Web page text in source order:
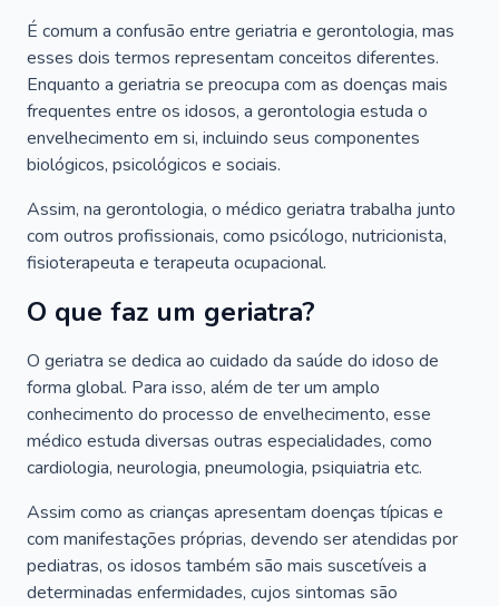
É comum a confusão entre geriatria e gerontologia, mas
esses dois termos representam conceitos diferentes.
Enquanto a geriatria se preocupa com as doenças mais
frequentes entre os idosos, a gerontologia estuda o
envelhecimento em si, incluindo seus componentes
biológicos, psicológicos e sociais.
Assim, na gerontologia, o médico geriatra trabalha junto
com outros profissionais, como psicólogo, nutricionista,
fisioterapeuta e terapeuta ocupacional.
O que faz um geriatra?
O geriatra se dedica ao cuidado da saúde do idoso de
forma global. Para isso, além de ter um amplo
conhecimento do processo de envelhecimento, esse
médico estuda diversas outras especialidades, como
cardiologia, neurologia, pneumologia, psiquiatria etc.
Assim como as crianças apresentam doenças típicas e
com manifestações próprias, devendo ser atendidas por
pediatras, os idosos também são mais suscetíveis a
determinadas enfermidades, cujos sintomas são